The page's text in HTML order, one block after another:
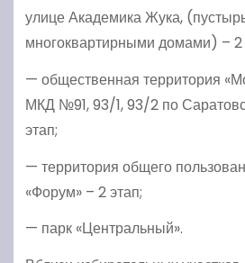
улице Академика Жука,
многоквартирными домами) – 2
— общественная территория
МКД №91, 93/1, 93/2 по
этап;
— территория общего
«Форум» – 2 этап;
— парк «Центральный».